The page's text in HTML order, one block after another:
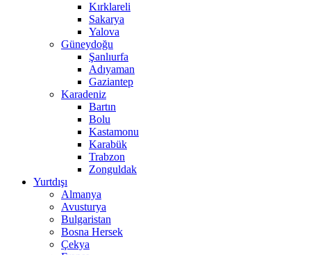
Kırklareli
Sakarya
Yalova
Güneydoğu
Şanlıurfa
Adıyaman
Gaziantep
Karadeniz
Bartın
Bolu
Kastamonu
Karabük
Trabzon
Zonguldak
Yurtdışı
Almanya
Avusturya
Bulgaristan
Bosna Hersek
Çekya